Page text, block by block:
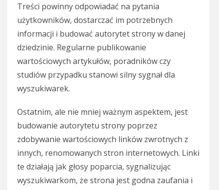
Treści powinny odpowiadać na pytania
użytkowników, dostarczać im potrzebnych
informacji i budować autorytet strony w danej
dziedzinie. Regularne publikowanie
wartościowych artykułów, poradników czy
studiów przypadku stanowi silny sygnał dla
wyszukiwarek.
Ostatnim, ale nie mniej ważnym aspektem, jest
budowanie autorytetu strony poprzez
zdobywanie wartościowych linków zwrotnych z
innych, renomowanych stron internetowych. Linki
te działają jak głosy poparcia, sygnalizując
wyszukiwarkom, że strona jest godna zaufania i